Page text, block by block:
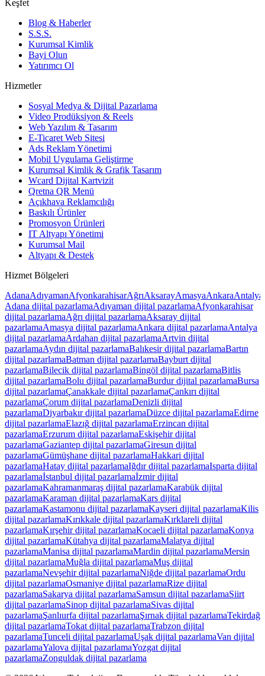
Keşfet
Blog & Haberler
S.S.S.
Kurumsal Kimlik
Bayi Olun
Yatırımcı Ol
Hizmetler
Sosyal Medya & Dijital Pazarlama
Video Prodüksiyon & Reels
Web Yazılım & Tasarım
E-Ticaret Web Sitesi
Ads Reklam Yönetimi
Mobil Uygulama Geliştirme
Kurumsal Kimlik & Grafik Tasarım
Wcard Dijital Kartvizit
Qretna QR Menü
Açıkhava Reklamcılığı
Baskılı Ürünler
Promosyon Ürünleri
IT Altyapı Yönetimi
Kurumsal Mail
Altyapı & Destek
Hizmet Bölgeleri
AdanaAdıyamanAfyonkarahisarAğrıAksarayAmasyaAnkaraAntalya
Adana dijital pazarlamaAdıyaman dijital pazarlamaAfyonkarahisar
dijital pazarlamaAğrı dijital pazarlamaAksaray dijital
pazarlamaAmasya dijital pazarlamaAnkara dijital pazarlamaAntalya
dijital pazarlamaArdahan dijital pazarlamaArtvin dijital
pazarlamaAydın dijital pazarlamaBalıkesirdijital pazarlamaBartın
dijital pazarlamaBatman dijital pazarlamaBayburtdijital
pazarlamaBilecik dijital pazarlamaBingöl dijital pazarlamaBitlis
dijital pazarlamaBolu dijital pazarlamaBurdurdijital pazarlamaBursa
dijital pazarlamaÇanakkale dijital pazarlamaÇankırı dijital
pazarlamaÇorum dijital pazarlamaDenizli dijital
pazarlamaDiyarbakırdijital pazarlamaDüzce dijital pazarlamaEdirne
dijital pazarlamaElazığ dijital pazarlamaErzincan dijital
pazarlamaErzurum dijital pazarlamaEskişehirdijital
pazarlamaGaziantep dijital pazarlamaGiresun dijital
pazarlamaGümüşhane dijital pazarlamaHakkari dijital
pazarlamaHatay dijital pazarlamaIğdırdijital pazarlamaIsparta dijital
pazarlamaİstanbul dijital pazarlamaİzmirdijital
pazarlamaKahramanmaraş dijital pazarlamaKarabük dijital
pazarlamaKaraman dijital pazarlamaKars dijital
pazarlamaKastamonu dijital pazarlamaKayseri dijital pazarlamaKilis
dijital pazarlamaKırıkkale dijital pazarlamaKırklareli dijital
pazarlamaKırşehirdijital pazarlamaKocaeli dijital pazarlamaKonya
dijital pazarlamaKütahya dijital pazarlamaMalatya dijital
pazarlamaManisa dijital pazarlamaMardin dijital pazarlamaMersin
dijital pazarlamaMuğla dijital pazarlamaMuş dijital
pazarlamaNevşehirdijital pazarlamaNiğde dijital pazarlamaOrdu
dijital pazarlamaOsmaniye dijital pazarlamaRize dijital
pazarlamaSakarya dijital pazarlamaSamsun dijital pazarlamaSiirt
dijital pazarlamaSinop dijital pazarlamaSivas dijital
pazarlamaŞanlıurfa dijital pazarlamaŞırnak dijital pazarlamaTekirdağ
dijital pazarlamaTokatdijital pazarlamaTrabzon dijital
pazarlamaTunceli dijital pazarlamaUşak dijital pazarlamaVan dijital
pazarlamaYalova dijital pazarlamaYozgatdijital
pazarlamaZonguldak dijital pazarlama